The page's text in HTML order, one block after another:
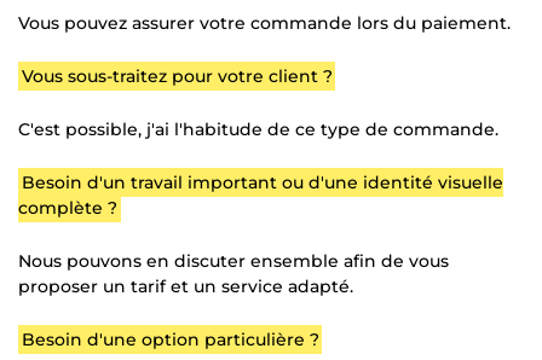
Vous pouvez assurer votre commande lors du paiement.
Vous sous-traitez pour votre client ?
C'est possible, j'ai l'habitude de ce type de commande.
Besoin d'un travail important ou d'une identité visuelle
complète ?
Nous pouvons en discuter ensemble afin de vous
proposer un tarif et un service adapté.
Besoin d'une option particulière ?